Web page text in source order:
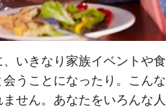
いきなり家族イベントや食
うことになったり。こんな
せん。あなたをいろんな人